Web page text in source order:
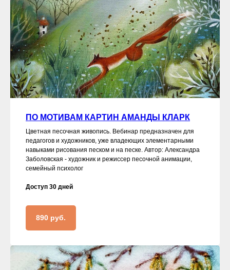
ПО МОТИВАМ КАРТИН АМАНДЫ КЛАРК
Цветная песочная живопись. Вебинар предназначен для
педагогов и художников, уже владеющих элементарными
навыками рисования песком и на песке. Автор: Александра
Заболовская - художник и режиссер песочной анимации,
семейный психолог
Доступ 30 дней
890 руб.
ДОСТАВЛЯЕМ ОБОРУДОВАНИЕ: